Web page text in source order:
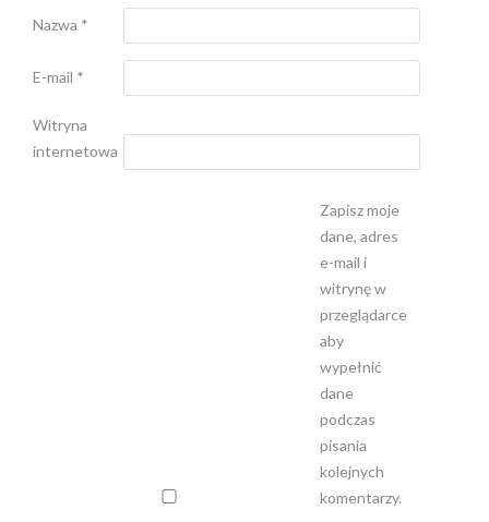
Nazwa *
E-mail *
Witryna
internetowa
Zapisz moje
dane, adres
e-mail i
witrynę w
przeglądarce
aby
wypełnić
dane
podczas
pisania
kolejnych
komentarzy.